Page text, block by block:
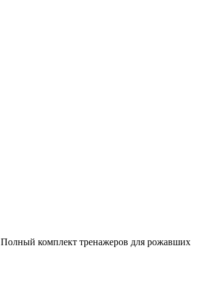
Полный комплект тренажеров для рожавших